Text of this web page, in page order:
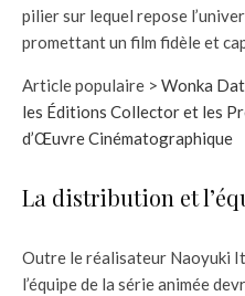
pilier sur lequel repose
promettant un film fidèle et
Article populaire > Wonka
les Éditions Collector et les
d’Œuvre Cinématographique
La distribution et
Outre le réalisateur Naoyuki
l’équipe de la série animée